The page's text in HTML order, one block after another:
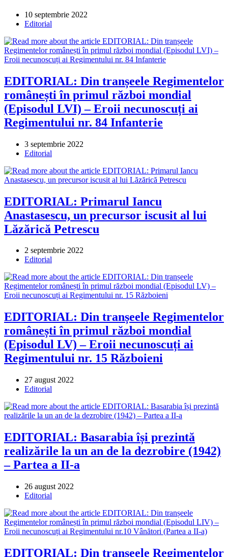
Post
published:
10 septembrie 2022
Post
Editorial
EDITORIAL: Din tranșeele Regimentelor
românești în primul război mondial
(Episodul LVI) – Eroii necunoscuți ai
Regimentului nr. 84 Infanterie
Post
published:
3 septembrie 2022
Post
Editorial
EDITORIAL: Primarul Iancu
Anastasescu, un precursor iscusit al lui
Lăzărică Petrescu
Post
published:
2 septembrie 2022
Post
Editorial
EDITORIAL: Din tranșeele Regimentelor
românești în primul război mondial
(Episodul LV) – Eroii necunoscuți ai
Regimentului nr. 15 Războieni
Post
published:
27 august 2022
Post
Editorial
EDITORIAL: Basarabia își prezintă
realizările la un an de la dezrobire (1942)
– Partea a II-a
Post
published:
26 august 2022
Post
Editorial
EDITORIAL: Din tranșeele Regimentelor